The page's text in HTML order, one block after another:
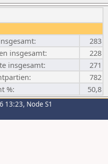
283
insgesamt:
228
insgesamt:
271
782
%: 50,8
13:23, Node S1